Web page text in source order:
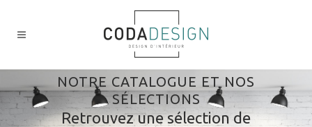
NOTRE CATALOGUE ET NOS
SÉLECTIONS
Retrouvez une sélection de